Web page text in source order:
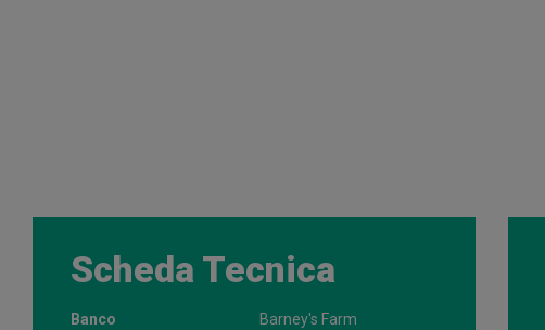
Scheda Tecnica
Banco Barney's Farm